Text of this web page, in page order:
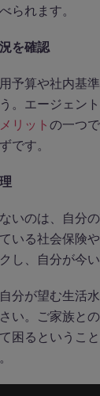
られます。
を確認
予算や社内基
。エージェン
リットの一つ
です。
いのは、自分
いる社会保険
し、自分が今
分が望む生活
い。ご家族と
困るというこ